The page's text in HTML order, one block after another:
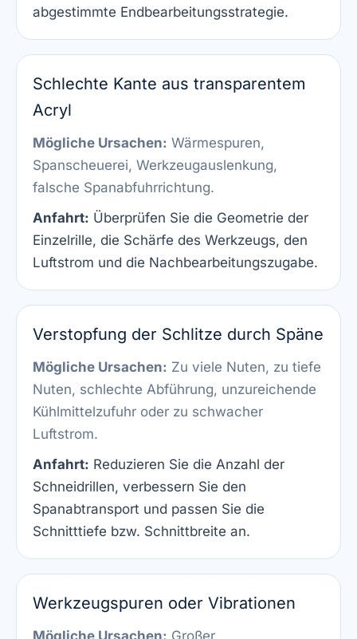
abgestimmte Endbearbeitungsstrategie.
Schlechte Kante aus transparentem
Acryl
Mögliche Ursachen: Wärmespuren,
Spanscheuerei, Werkzeugauslenkung,
falsche Spanabfuhrrichtung.
Anfahrt: Überprüfen Sie die Geometrie der
Einzelrille, die Schärfe des Werkzeugs, den
Luftstrom und die Nachbearbeitungszugabe.
Verstopfung der Schlitze durch Späne
Mögliche Ursachen: Zu viele Nuten, zu tiefe
Nuten, schlechte Abführung, unzureichende
Kühlmittelzufuhr oder zu schwacher
Luftstrom.
Anfahrt: Reduzieren Sie die Anzahl der
Schneidrillen, verbessern Sie den
Spanabtransport und passen Sie die
Schnitttiefe bzw. Schnittbreite an.
Werkzeugspuren oder Vibrationen